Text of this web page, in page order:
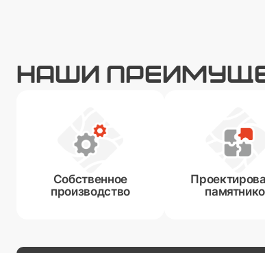
НАШИ
Собственное
производство